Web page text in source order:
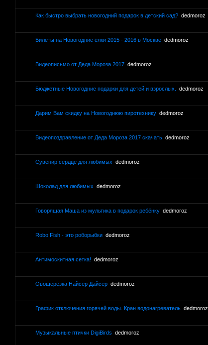
Как быстро выбрать новогодний подарок в детский сад? dedmoroz
Билеты на Новогодние ёлки 2015 - 2016 в Москве dedmoroz
Видеописьмо от Деда Мороза 2017 dedmoroz
Бюджетные Новогодние подарки для детей и взрослых.
dedmoroz
Дарим Вам скидку на Новогоднюю пиротехнику dedmoroz
Видеопоздравление от Деда Мороза 2017 скачать dedmoroz
Сувенир сердце для любимых dedmoroz
Шоколад для любимых dedmoroz
Говорящая Маша из мультика в подарок ребёнку dedmoroz
Robo Fish - это роборыбки dedmoroz
Антимоскитная сетка! dedmoroz
Овощерезка Найсер Дайсер dedmoroz
График отключения горячей воды. Кран водонагреватель dedmoroz
Музыкальные птички DigiBirds dedmoroz